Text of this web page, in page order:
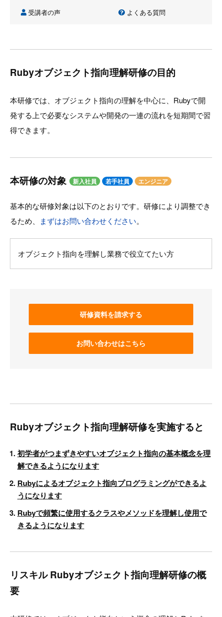
受講者の声 よくある質問
Rubyオブジェクト指向理解研修の目的
本研修では、オブジェクト指向の理解を中心に、Rubyで開
発する上で必要なシステムや開発の一連の流れを短期間で習
得できます。
本研修の対象 新入社員 若手社員 エンジニア
基本的な研修対象は以下のとおりです。研修により調整でき
るため、
まずはお問い合わせください。
オブジェクト指向を理解し業務で役立てたい方
研修資料を請求する
お問い合わせはこちら
Rubyオブジェクト指向理解研修を実施すると
初学者がつまずきやすいオブジェクト指向の基本概念を理
解できるようになります
Rubyによるオブジェクト指向プログラミングができるよ
うになります
Rubyで頻繁に使用するクラスやメソッドを理解し使用で
きるようになります
リスキル Rubyオブジェクト指向理解研修の概
要